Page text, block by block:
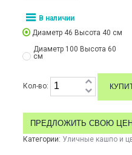
В наличии
Диаметр 46 Высота 40 см
Диаметр 100 Высота 60
см
Кол-во:
ПРЕДЛОЖИТЬ СВОЮ
Категории: Уличные кашпо и